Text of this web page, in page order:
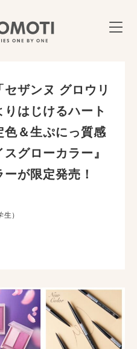
ザンヌ グロウリ
はじけるハート
色＆生ぷにっ質感
グローカラー』
が限定発売！
）